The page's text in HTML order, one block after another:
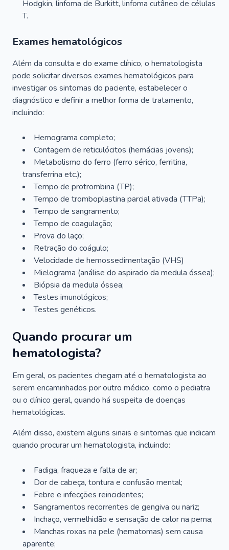
Hodgkin, linfoma de Burkitt, linfoma cutâneo de células
T.
Exames hematológicos
Além da consulta e do exame clínico, o hematologista
pode solicitar diversos exames hematológicos para
investigar os sintomas do paciente, estabelecer o
diagnóstico e definir a melhor forma de tratamento,
incluindo:
Hemograma completo;
Contagem de reticulócitos (hemácias jovens);
Metabolismo do ferro (ferro sérico, ferritina,
transferrina etc.);
Tempo de protrombina (TP);
Tempo de tromboplastina parcial ativada (TTPa);
Tempo de sangramento;
Tempo de coagulação;
Prova do laço;
Retração do coágulo;
Velocidade de hemossedimentação (VHS)
Mielograma (análise do aspirado da medula óssea);
Biópsia da medula óssea;
Testes imunológicos;
Testes genéticos.
Quando procurar um
hematologista?
Em geral, os pacientes chegam até o hematologista ao
serem encaminhados por outro médico, como o pediatra
ou o clínico geral, quando há suspeita de doenças
hematológicas.
Além disso, existem alguns sinais e sintomas que indicam
quando procurar um hematologista, incluindo:
Fadiga, fraqueza e falta de ar;
Dor de cabeça, tontura e confusão mental;
Febre e infecções reincidentes;
Sangramentos recorrentes de gengiva ou nariz;
Inchaço, vermelhidão e sensação de calor na perna;
Manchas roxas na pele (hematomas) sem causa
aparente;